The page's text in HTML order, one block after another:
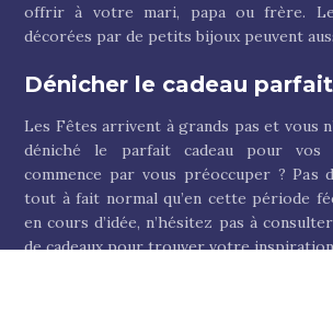
offrir à votre mari, papa ou frère.
décorées par de petits bijoux peuvent
Dénicher le cadeau parfait
Les Fêtes arrivent à grands pas et vous
déniché le parfait cadeau pour
commence par vous préoccuper ? Pas
tout à fait normal qu’en cette période
en cours d’idée, n’hésitez pas à
de cadeaux pour trouver votre